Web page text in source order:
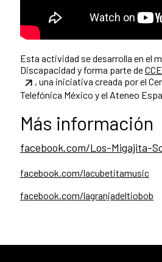
Esta actividad se desarrolla en el
Discapacidad y forma parte de
, una iniciativa creada por el
Telefónica México y el Ateneo
Más información
facebook.com/Los-Migajita-
facebook.com/lacubetitamusic
facebook.com/lagranjadeltiobob